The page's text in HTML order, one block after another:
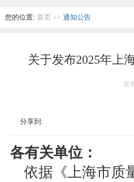
您的位置: 首页 >> 通知公告
关于发布2025年上
发
分享到:
各有关单位：
依据《上海市质